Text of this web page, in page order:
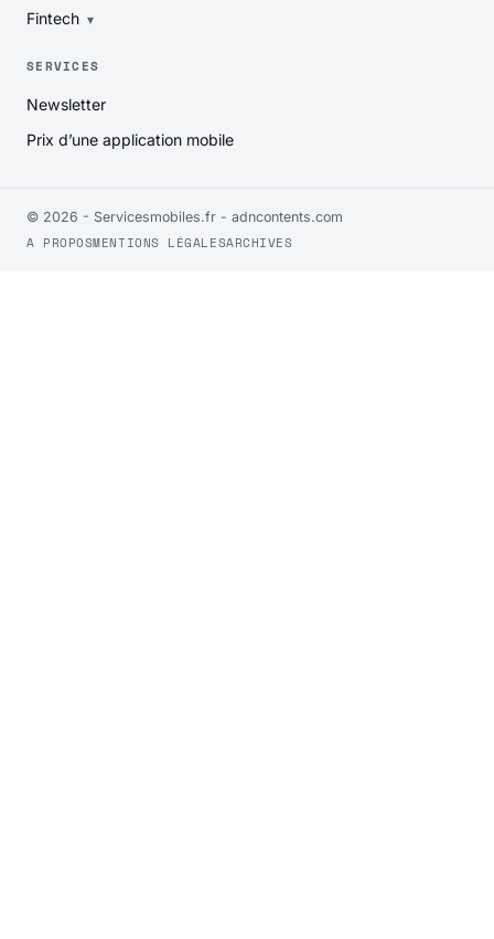
Fintech
SERVICES
Newsletter
Prix d’une application mobile
© 2026 - Servicesmobiles.fr - adncontents.com
A PROPOSMENTIONS LÉGALESARCHIVES